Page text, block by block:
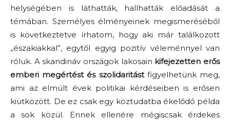
helységében is láthatták, hallhatták előadását a
témában. Személyes élményeinek megismeréséből
is következtetve írhatom, hogy aki már találkozott
„északiakkal”, egytől egyig pozitív véleménnyel van
róluk. A skandináv országok lakosain kifejezetten erős
emberi megértést és szolidaritástfigyelhetünk meg,
ami az elmúlt évek politikai kérdéseiben is erősen
kiütközött. De ez csak egy köztudatba ékelődő példa
a sok közül. Ennek ellenére mégiscsak érdekes